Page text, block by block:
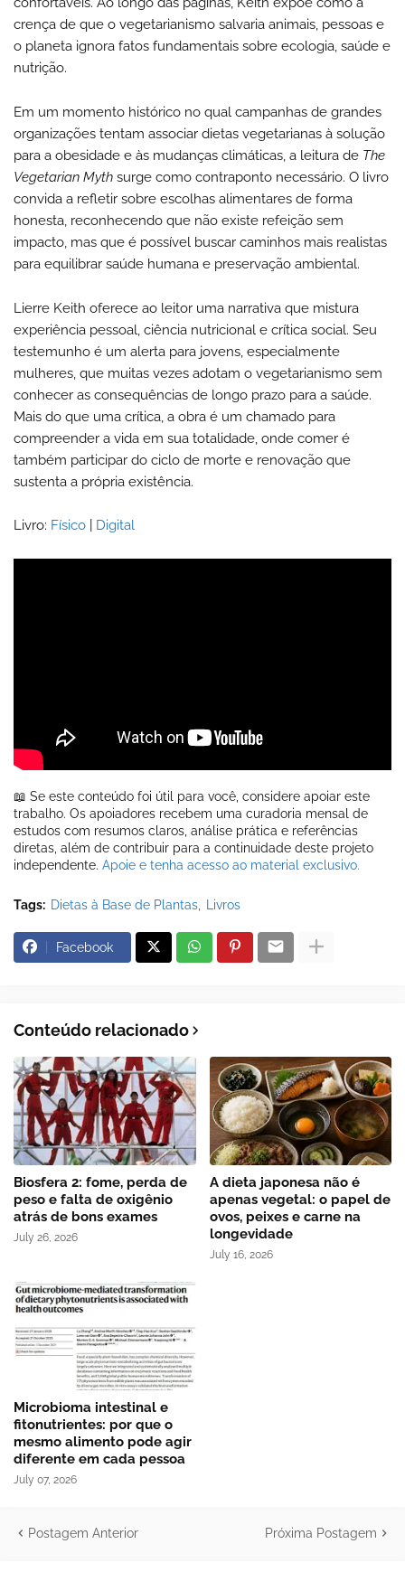
crença de que o vegetarianismo salvaria animais, pessoas e
o planeta ignora fatos fundamentais sobre ecologia, saúde e
nutrição.
Em um momento histórico no qual campanhas de grandes
organizações tentam associar dietas vegetarianas à solução
para a obesidade e às mudanças climáticas, a leitura de The
Vegetarian Myth surge como contraponto necessário. O livro
convida a refletir sobre escolhas alimentares de forma
honesta, reconhecendo que não existe refeição sem
impacto, mas que é possível buscar caminhos mais realistas
para equilibrar saúde humana e preservação ambiental.
Lierre Keith oferece ao leitor uma narrativa que mistura
experiência pessoal, ciência nutricional e crítica social. Seu
testemunho é um alerta para jovens, especialmente
mulheres, que muitas vezes adotam o vegetarianismo sem
conhecer as consequências de longo prazo para a saúde.
Mais do que uma crítica, a obra é um chamado para
compreender a vida em sua totalidade, onde comer é
também participar do ciclo de morte e renovação que
sustenta a própria existência.
Livro: Físico Digital
📖 Se este conteúdo foi útil para você, considere apoiar este
trabalho. Os apoiadores recebem uma curadoria mensal de
estudos com resumos claros, análise prática e referências
diretas, além de contribuir para a continuidade deste projeto
independente. Apoie e tenha acesso ao material exclusivo.
Tags: Dietas à Base de Plantas Livros
Facebook
Conteúdo relacionado
Biosfera 2: fome, perda de
peso e falta de oxigênio
atrás de bons exames
July 26, 2026
A dieta japonesa não é
apenas vegetal: o papel de
ovos, peixes e carne na
longevidade
July 16, 2026
Microbioma intestinal e
fitonutrientes: por que o
mesmo alimento pode agir
diferente em cada pessoa
July 07, 2026
Postagem Anterior Próxima Postagem